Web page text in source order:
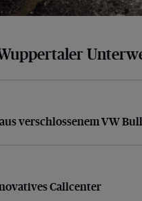
verschlossenem VW Bulli
verschlossenem VW
Callcenter
Callcenter